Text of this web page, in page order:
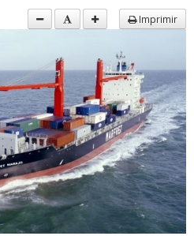
Imprimir